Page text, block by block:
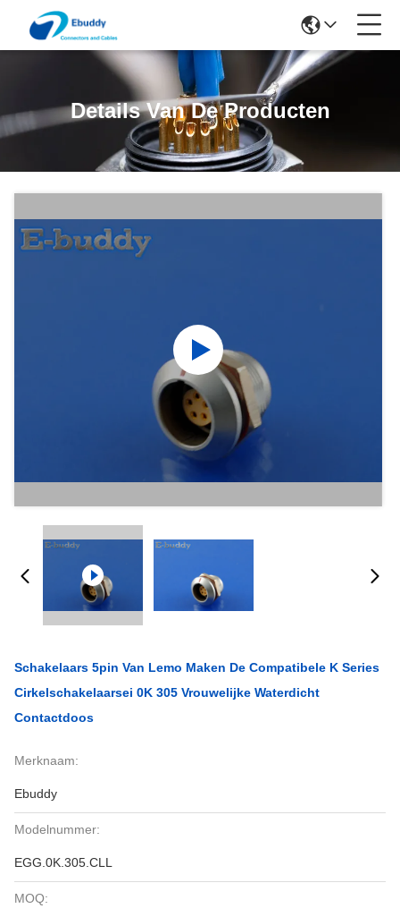
Details Van De Producten
Schakelaars 5pin Van Lemo Maken De Compatibele K Series
Cirkelschakelaarsei 0K 305 Vrouwelijke Waterdicht
Contactdoos
Merknaam:
Ebuddy
Modelnummer:
EGG.0K.305.CLL
MOQ: